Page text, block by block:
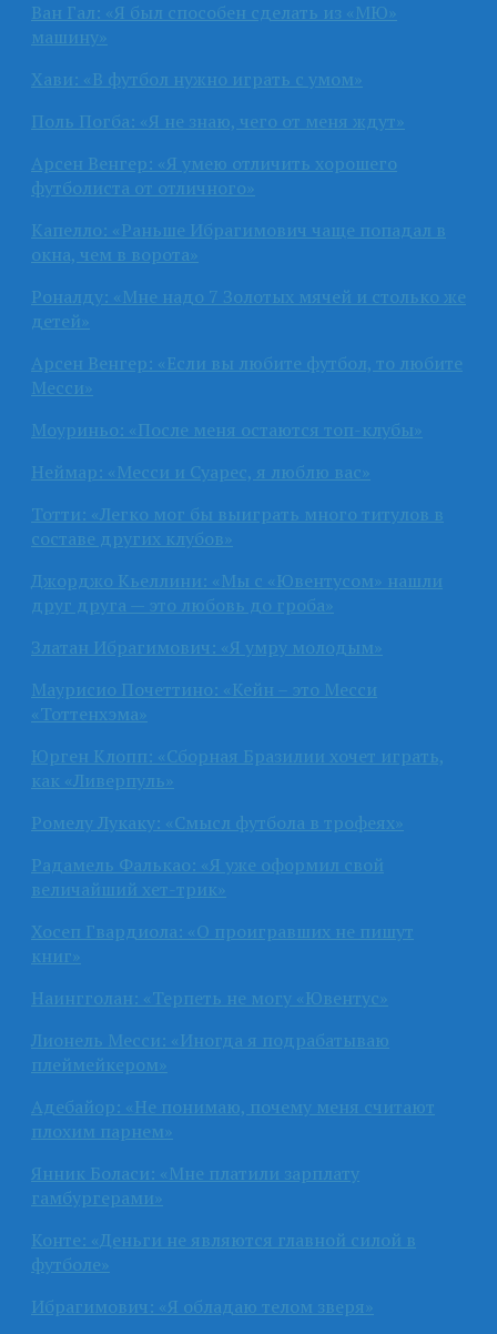
Ван Гал: «Я был способен сделать из «МЮ»
машину»
Хави: «В футбол нужно играть с умом»
Поль Погба: «Я не знаю, чего от меня ждут»
Арсен Венгер: «Я умею отличить хорошего
футболиста от отличного»
Капелло: «Раньше Ибрагимович чаще попадал в
окна, чем в ворота»
Роналду: «Мне надо 7 Золотых мячей и столько же
детей»
Арсен Венгер: «Если вы любите футбол, то любите
Месси»
Моуриньо: «После меня остаются топ-клубы»
Неймар: «Месси и Суарес, я люблю вас»
Тотти: «Легко мог бы выиграть много титулов в
составе других клубов»
Джорджо Кьеллини: «Мы с «Ювентусом» нашли
друг друга — это любовь до гроба»
Златан Ибрагимович: «Я умру молодым»
Маурисио Почеттино: «Кейн – это Месси
«Тоттенхэма»
Юрген Клопп: «Сборная Бразилии хочет играть,
как «Ливерпуль»
Ромелу Лукаку: «Смысл футбола в трофеях»
Радамель Фалькао: «Я уже оформил свой
величайший хет-трик»
Хосеп Гвардиола: «О проигравших не пишут
книг»
Наингголан: «Терпеть не могу «Ювентус»
Лионель Месси: «Иногда я подрабатываю
плеймейкером»
Адебайор: «Не понимаю, почему меня считают
плохим парнем»
Янник Боласи: «Мне платили зарплату
гамбургерами»
Конте: «Деньги не являются главной силой в
футболе»
Ибрагимович: «Я обладаю телом зверя»